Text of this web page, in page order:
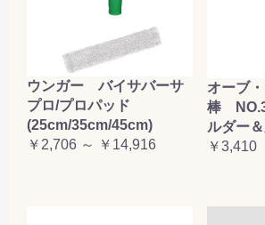
ウンガー バイサバーサ
プロ/プロパッド
(25cm/35cm/45cm)
￥2,706 ～ ￥14,916
オーブ
棒
ルダー＆
￥3,410